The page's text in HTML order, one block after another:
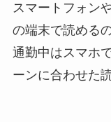
スマートフォン
の端末で読める
通勤中はスマホ
ーンに合わせた